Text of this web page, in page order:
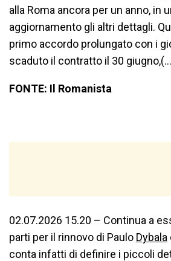
alla Roma ancora per un anno, in
aggiornamento gli altri dettagli.
primo accordo prolungato con i
scaduto il contratto il 30
FONTE: Il Romanista
02.07.2026 15.20 – Continua a
parti per il rinnovo di Paulo Dybala
conta infatti di definire i piccoli